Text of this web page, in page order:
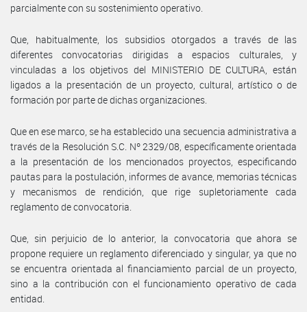
parcialmente con su sostenimiento operativo.
Que, habitualmente, los subsidios otorgados a través de las
diferentes convocatorias dirigidas a espacios culturales, y
vinculadas a los objetivos del MINISTERIO DE CULTURA, están
ligados a la presentación de un proyecto, cultural, artístico o de
formación por parte de dichas organizaciones.
Que en ese marco, se ha establecido una secuencia administrativa a
través de la Resolución S.C. Nº 2329/08, específicamente orientada
a la presentación de los mencionados proyectos, especificando
pautas para la postulación, informes de avance, memorias técnicas
y mecanismos de rendición, que rige supletoriamente cada
reglamento de convocatoria.
Que, sin perjuicio de lo anterior, la convocatoria que ahora se
propone requiere un reglamento diferenciado y singular, ya que no
se encuentra orientada al financiamiento parcial de un proyecto,
sino a la contribución con el funcionamiento operativo de cada
entidad.